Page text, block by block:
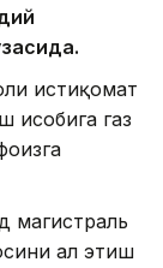
истиқомат
газ
магистраль
ҳал этиш